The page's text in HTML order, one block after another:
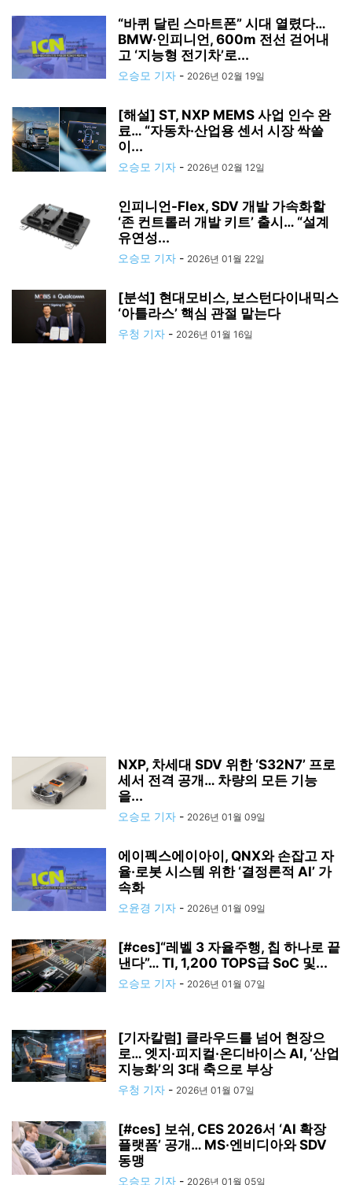
“바퀴 달린 스마트폰” 시대 열렸다…
BMW·인피니언, 600m 전선 걷어내
고 ‘지능형 전기차’로...
오승모 기자 - 2026년 02월 19일
[해설] ST, NXP MEMS 사업 인수 완
료… “자동차·산업용 센서 시장 싹쓸
이...
오승모 기자 - 2026년 02월 12일
인피니언-Flex, SDV 개발 가속화할
‘존 컨트롤러 개발 키트’ 출시… “설계
유연성...
오승모 기자 - 2026년 01월 22일
[분석] 현대모비스, 보스턴다이내믹스
‘아틀라스’ 핵심 관절 맡는다
우청 기자 - 2026년 01월 16일
NXP, 차세대 SDV 위한 ‘S32N7’ 프로
세서 전격 공개… 차량의 모든 기능
을...
오승모 기자 - 2026년 01월 09일
에이펙스에이아이, QNX와 손잡고 자
율·로봇 시스템 위한 ‘결정론적 AI’ 가
속화
오윤경 기자 - 2026년 01월 09일
[#ces]“레벨 3 자율주행, 칩 하나로 끝
낸다”… TI, 1,200 TOPS급 SoC 및...
오승모 기자 - 2026년 01월 07일
[기자칼럼] 클라우드를 넘어 현장으
로… 엣지·피지컬·온디바이스 AI, ‘산업
지능화’의 3대 축으로 부상
우청 기자 - 2026년 01월 07일
[#ces] 보쉬, CES 2026서 ‘AI 확장
플랫폼’ 공개… MS·엔비디아와 SDV
동맹
오승모 기자 - 2026년 01월 05일